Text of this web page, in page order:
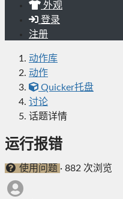
外观
登录
注册
动作库
动作
Quicker托盘
讨论
话题详情
运行报错
使用问题 · 882 次浏览